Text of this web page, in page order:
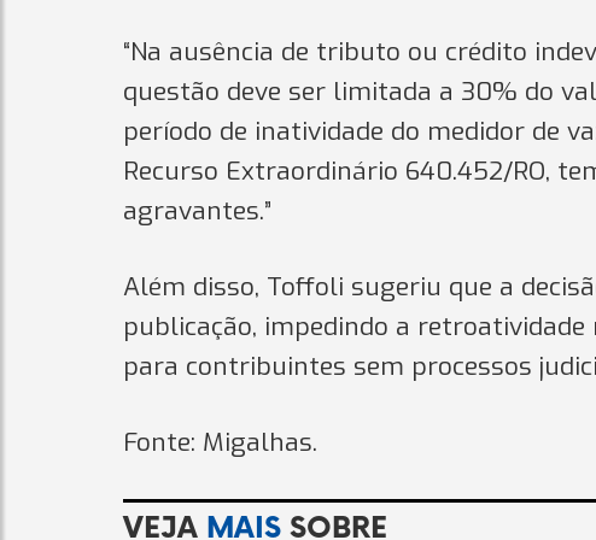
“Na ausência de tributo ou crédito
questão deve ser limitada a 30% do
período de inatividade do medidor de
Recurso Extraordinário 640.452/RO,
agravantes.”
Além disso, Toffoli sugeriu que a
publicação, impedindo a
para contribuintes sem processos
Fonte: Migalhas.
VEJA MAIS SOBRE